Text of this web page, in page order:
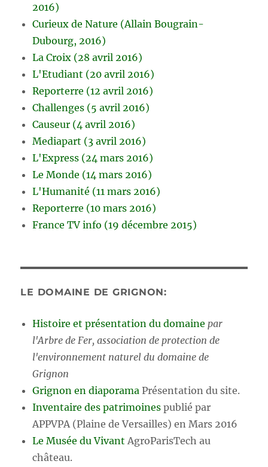
2016)
Curieux de Nature (Allain Bougrain-
Dubourg, 2016)
La Croix (28 avril 2016)
L'Etudiant (20 avril 2016)
Reporterre (12 avril 2016)
Challenges (5 avril 2016)
Causeur (4 avril 2016)
Mediapart (3 avril 2016)
L'Express (24 mars 2016)
Le Monde (14 mars 2016)
L'Humanité (11 mars 2016)
Reporterre (10 mars 2016)
France TV info (19 décembre 2015)
LE DOMAINE DE GRIGNON:
Histoire et présentation du domaine par
l'Arbre de Fer, association de protection de
l'environnement naturel du domaine de
Grignon
Grignon en diaporama Présentation du site.
Inventaire des patrimoines publié par
APPVPA (Plaine de Versailles) en Mars 2016
Le Musée du Vivant AgroParisTech au
château.